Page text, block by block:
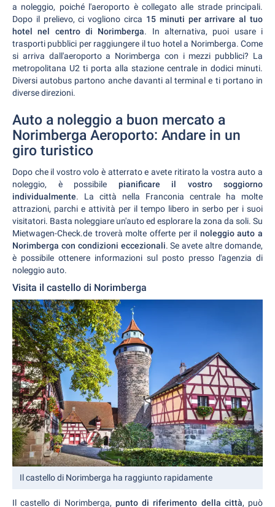
a noleggio, poiché l'aeroporto è collegato alle strade principali.
Dopo il prelievo, ci vogliono circa 15 minuti per arrivare al tuo
hotel nel centro di Norimberga. In alternativa, puoi usare i
trasporti pubblici per raggiungere il tuo hotel a Norimberga. Come
si arriva dall'aeroporto a Norimberga con i mezzi pubblici? La
metropolitana U2 ti porta alla stazione centrale in dodici minuti.
Diversi autobus partono anche davanti al terminal e ti portano in
diverse direzioni.
Auto a noleggio a buon mercato a
Norimberga Aeroporto: Andare in un
giro turistico
Dopo che il vostro volo è atterrato e avete ritirato la vostra auto a
noleggio, è possibile pianificare il vostro soggiorno
individualmente. La città nella Franconia centrale ha molte
attrazioni, parchi e attività per il tempo libero in serbo per i suoi
visitatori. Basta noleggiare un'auto ed esplorare la zona da soli. Su
Mietwagen-Check.de troverà molte offerte per il noleggio auto a
Norimberga con condizioni eccezionali. Se avete altre domande,
è possibile ottenere informazioni sul posto presso l'agenzia di
noleggio auto.
Visita il castello di Norimberga
Il castello di Norimberga ha raggiunto rapidamente
Il castello di Norimberga, punto di riferimento della città, può